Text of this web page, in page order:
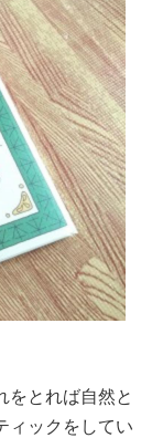
をとれば自然と
ィックをしてい